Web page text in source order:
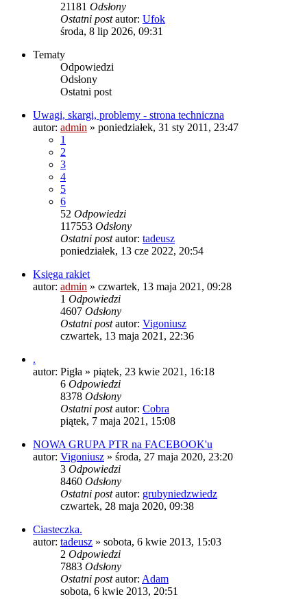
21181 Odsłony
Ostatni postautor: Ufok
środa, 8 lip 2026, 09:31
Tematy
Odpowiedzi
Odsłony
Ostatni post
Uwagi, skargi, problemy - strona techniczna
autor: admin » poniedziałek, 31 sty 2011, 23:47
1
2
3
4
5
6
52 Odpowiedzi
117553 Odsłony
Ostatni postautor: tadeusz
poniedziałek, 13 cze 2022, 20:54
Księga rakiet
autor: admin » czwartek, 13 maja 2021, 09:28
1 Odpowiedzi
4607 Odsłony
Ostatni postautor: Vigoniusz
czwartek, 13 maja 2021, 22:36
.
autor: Pigła » piątek, 23 kwie 2021, 16:18
6 Odpowiedzi
8378 Odsłony
Ostatni postautor: Cobra
piątek, 7 maja 2021, 15:08
NOWA GRUPA PTR na FACEBOOK'u
autor: Vigoniusz » środa, 27 maja 2020, 23:20
3 Odpowiedzi
8460 Odsłony
Ostatni postautor: grubyniedzwiedz
czwartek, 28 maja 2020, 09:38
Ciasteczka.
autor: tadeusz » sobota, 6 kwie 2013, 15:03
2 Odpowiedzi
7883 Odsłony
Ostatni postautor: Adam
sobota, 6 kwie 2013, 20:51